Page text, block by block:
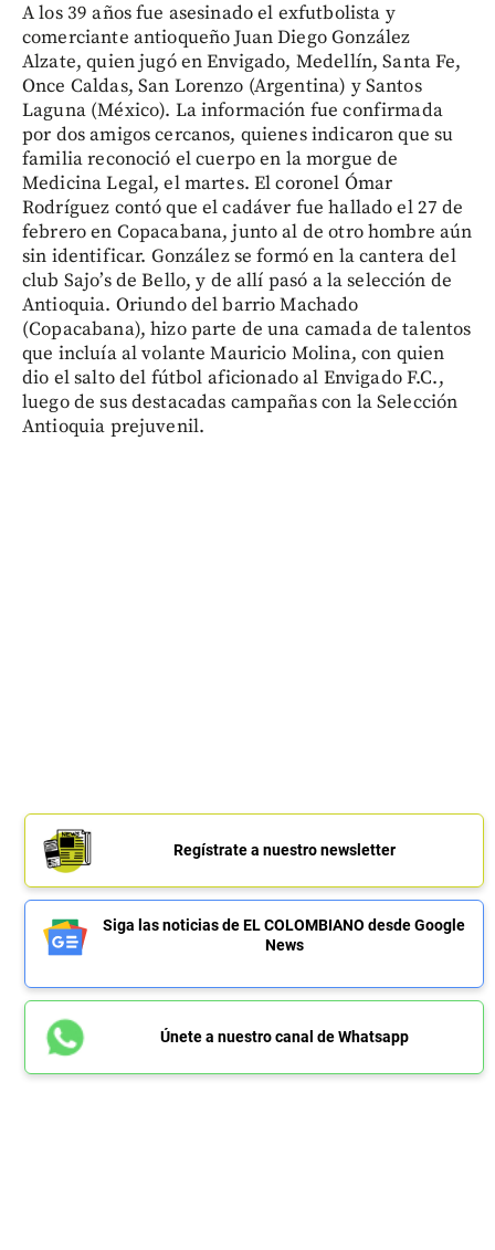
A los 39 años fue asesinado el exfutbolista y
comerciante antioqueño Juan Diego González
Alzate, quien jugó en Envigado, Medellín, Santa Fe,
Once Caldas, San Lorenzo (Argentina) y Santos
Laguna (México). La información fue confirmada
por dos amigos cercanos, quienes indicaron que su
familia reconoció el cuerpo en la morgue de
Medicina Legal, el martes. El coronel Ómar
Rodríguez contó que el cadáver fue hallado el 27 de
febrero en Copacabana, junto al de otro hombre aún
sin identificar. González se formó en la cantera del
club Sajo’s de Bello, y de allí pasó a la selección de
Antioquia. Oriundo del barrio Machado
(Copacabana), hizo parte de una camada de talentos
que incluía al volante Mauricio Molina, con quien
dio el salto del fútbol aficionado al Envigado F.C.,
luego de sus destacadas campañas con la Selección
Antioquia prejuvenil.
Regístrate a nuestro newsletter
Siga las noticias de EL COLOMBIANO desde Google
News
Únete a nuestro canal de Whatsapp